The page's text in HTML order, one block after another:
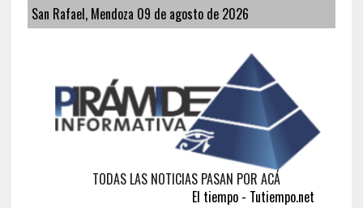
San Rafael, Mendoza 09 de agosto de 2026
TODAS LAS NOTICIAS PASAN POR ACÁ
El tiempo - Tutiempo.net